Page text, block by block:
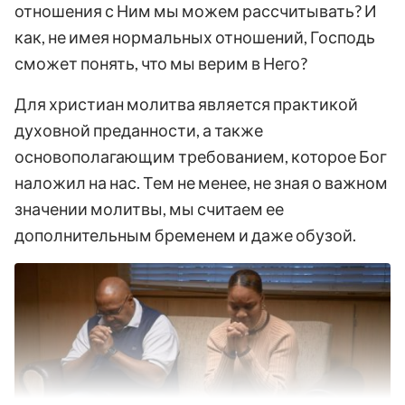
отношения с Ним мы можем рассчитывать? И
как, не имея нормальных отношений, Господь
сможет понять, что мы верим в Него?
Для христиан молитва является практикой
духовной преданности, а также
основополагающим требованием, которое Бог
наложил на нас. Тем не менее, не зная о важном
значении молитвы, мы считаем ее
дополнительным бременем и даже обузой.